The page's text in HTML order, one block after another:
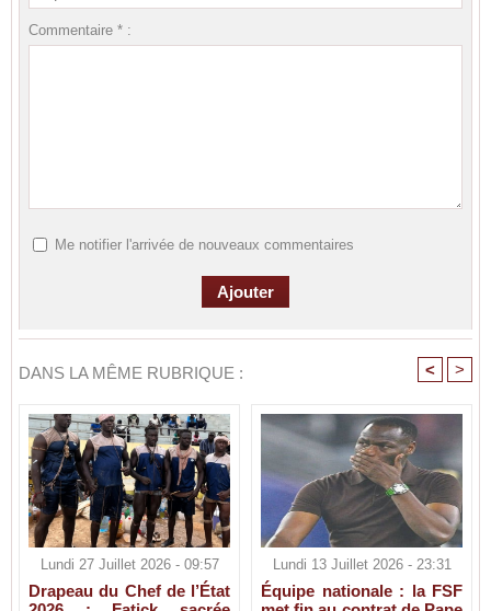
Commentaire * :
Me notifier l'arrivée de nouveaux commentaires
DANS LA MÊME RUBRIQUE : < >
Lundi 27 Juillet 2026 - 09:57
Drapeau du Chef de l’État
Lundi 13 Juillet 2026 - 23:31
Équipe nationale : la FSF